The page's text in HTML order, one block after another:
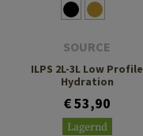
SOURCE
ILPS 2L-3L Low Profile
Hydration
€ 53,90
Lagernd